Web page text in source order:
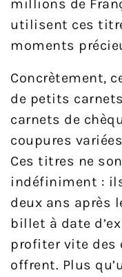
millions de
utilisent ces
moments
Concrètement,
de petits
carnets de
coupures
Ces titres ne
indéfiniment :
deux ans après
billet à date
profiter vite des
offrent. Plus